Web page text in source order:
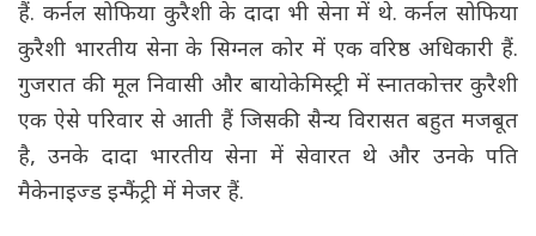
हैं. कर्नल सोफिया कुरैशी के दादा भी सेना में थे. कर्नल सोफिया
कुरैशी भारतीय सेना के सिग्नल कोर में एक वरिष्ठ अधिकारी हैं.
गुजरात की मूल निवासी और बायोकेमिस्ट्री में स्नातकोत्तर कुरैशी
एक ऐसे परिवार से आती हैं जिसकी सैन्य विरासत बहुत मजबूत
है, उनके दादा भारतीय सेना में सेवारत थे और उनके पति
मैकेनाइज्ड इन्फैंट्री में मेजर हैं.